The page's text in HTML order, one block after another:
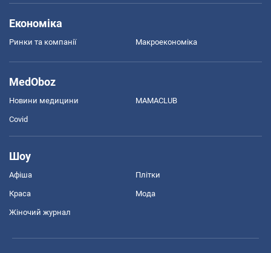
Економіка
Ринки та компанії Макроекономіка
MedOboz
Новини медицини MAMACLUB
Covid
Шоу
Афіша Плітки
Краса Мода
Жіночий журнал